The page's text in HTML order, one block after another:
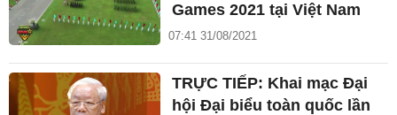
Games 2021 tại Việt Nam
07:41 31/08/2021
TRỰC TIẾP: Khai mạc Đại
hội Đại biểu toàn quốc lần